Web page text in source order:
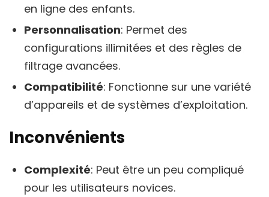
en ligne des enfants.
Personnalisation: Permet des
configurations illimitées et des règles de
filtrage avancées.
Compatibilité: Fonctionne sur une variété
d’appareils et de systèmes d’exploitation.
Inconvénients
Complexité: Peut être un peu compliqué
pour les utilisateurs novices.